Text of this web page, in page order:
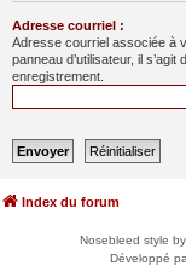
Adresse courriel :
Adresse courriel associée à
panneau d’utilisateur, il
enregistrement.
Index du forum
Nosebleed style by
Développé